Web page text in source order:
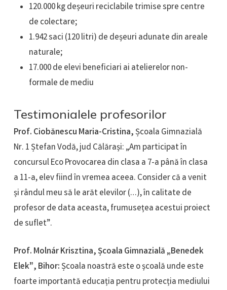
120.000 kg deșeuri reciclabile trimise spre centre
de colectare;
1.942 saci (120 litri) de deșeuri adunate din areale
naturale;
17.000 de elevi beneficiari ai atelierelor non-
formale de mediu
Testimonialele profesorilor​
Prof. Ciobănescu Maria-Cristina, Școala Gimnazială
Nr. 1 Ștefan Vodă, jud Călărași: „Am participat în
concursul Eco Provocarea din clasa a 7-a până în clasa
a 11-a, elev fiind în vremea aceea. Consider că a venit
și rândul meu să le arăt elevilor (…), în calitate de
profesor de data aceasta, frumusețea acestui proiect
de suflet”.
Prof. Molnár Krisztina, Școala Gimnazială „Benedek
Elek”, Bihor: Școala noastră este o școală unde este
foarte importantă educația pentru protecția mediului